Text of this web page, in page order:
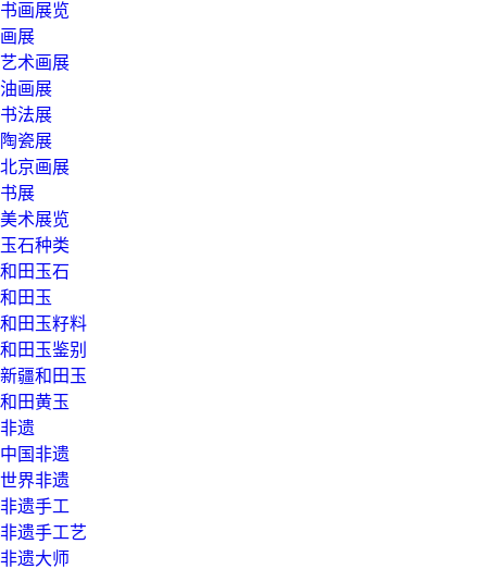
书画展览
画展
艺术画展
油画展
书法展
陶瓷展
北京画展
书展
美术展览
玉石种类
和田玉石
和田玉
和田玉籽料
和田玉鉴别
新疆和田玉
和田黄玉
非遗
中国非遗
世界非遗
非遗手工
非遗手工艺
非遗大师